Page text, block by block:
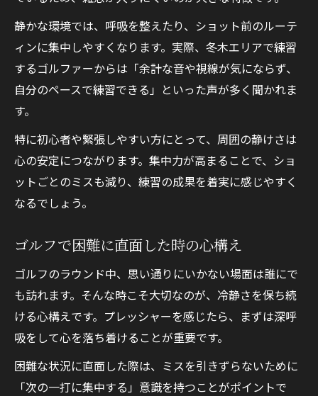
静かな環境では、呼吸を整えたり、ショット前のルーテ
ィンに集中しやすくなります。実際、冬木エリアで練習
するゴルファーからは「余計な音や視線が気にならず、
自分のペースで練習できる」といった声が多く聞かれま
す。
特に初心者や緊張しやすい方にとって、周囲の静けさは
心の安定につながります。集中力が高まることで、ショ
ットごとのミスも減り、練習の成果を着実に感じやすく
なるでしょう。
ゴルフで困難に直面した時の心構え
ゴルフのラウンド中、思い通りにいかない場面は誰にで
も訪れます。そんな時こそ大切なのが、冷静さを保ち続
ける心構えです。プレッシャーを感じたら、まずは深呼
吸をして心を落ち着けることが重要です。
困難な状況に直面した際は、ミスを引きずらないために
「次の一打に集中する」意識を持つことがポイントで